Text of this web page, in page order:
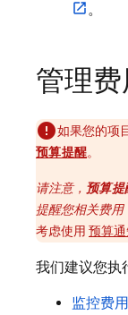
。
管理
如果您的项
预算提醒。
请注意， 预算
提醒您相关费用
考虑使用 预算
我们建议您执
监控费